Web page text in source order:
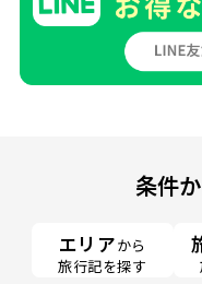
条件
エリア から
旅行記を探す